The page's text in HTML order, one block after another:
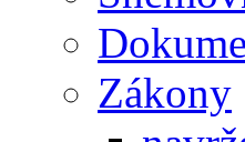
Zákony